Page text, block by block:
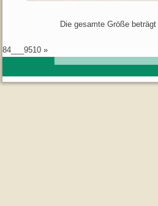
Die gesamte Größe beträgt
84___9510 »